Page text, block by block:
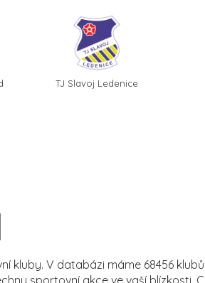
TJ Slavoj Ledenice
kluby. V databázi máme 68456
sportovní akce ve vaší blízkosti.